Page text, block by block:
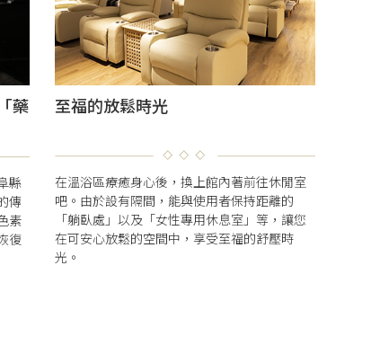
藥
縣
傳
素
復
至福的放鬆時光
在溫浴區療癒身心後，換上館內著前往休閒室
吧。由於設有隔間，能與使用者保持距離的
「躺臥處」以及「女性專用休息室」等，讓您
在可安心放鬆的空間中，享受至福的舒壓時
光。